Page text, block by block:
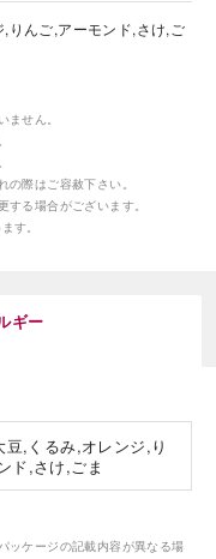
りんご,アーモンド,さけ,ご
せん。
際はご容赦下さい。
る場合がございます。
す。
ギー
,くるみ,オレンジ,り
ド,さけ,ごま
ッケージの記載内容が異なる場